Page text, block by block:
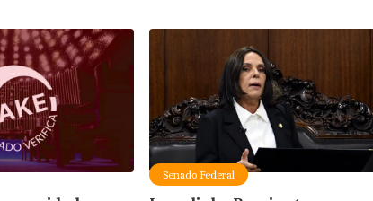
Senado Federal